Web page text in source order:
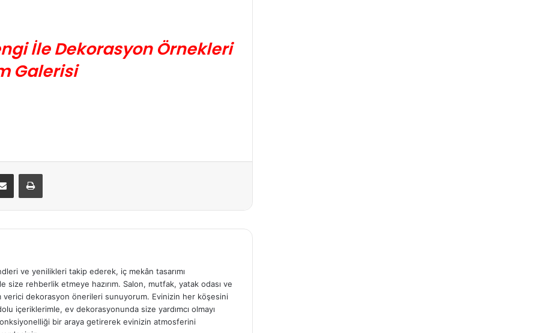
İle Dekorasyon Örnekleri
Galerisi
ve yenilikleri takip ederek, iç mekân tasarımı
size rehberlik etmeye hazırım. Salon, mutfak, yatak odası ve
verici dekorasyon önerileri sunuyorum. Evinizin her köşesini
içeriklerimle, ev dekorasyonunda size yardımcı olmayı
bir araya getirerek evinizin atmosferini